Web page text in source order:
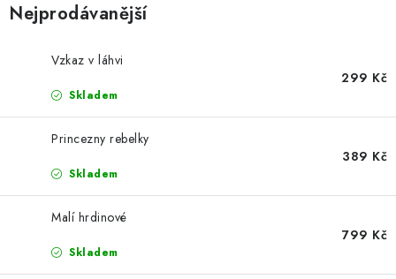
Podmínky ochrany osobních údajů
Deskoherní kluby, DDM, knihovny a jiné zájmové organizace
Bohemian Games ve světle reflektorů
Kalendář akcí Bohemian Games 🎉
Kde koupit hry Bohemian Games
Provizní systém
Nejprodávanější
Vzkaz v láhvi
Skladem
299 Kč
Princezny rebelky
Skladem
389 Kč
Malí hrdinové
Skladem
799 Kč